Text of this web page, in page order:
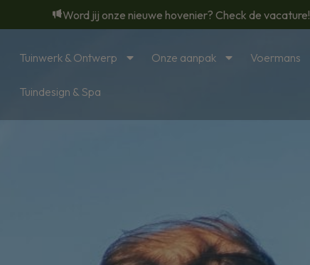
Word jij onze nieuwe hovenier? Check de vacature!
Tuinwerk & Ontwerp Onze aanpak Voermans
Tuindesign & Spa